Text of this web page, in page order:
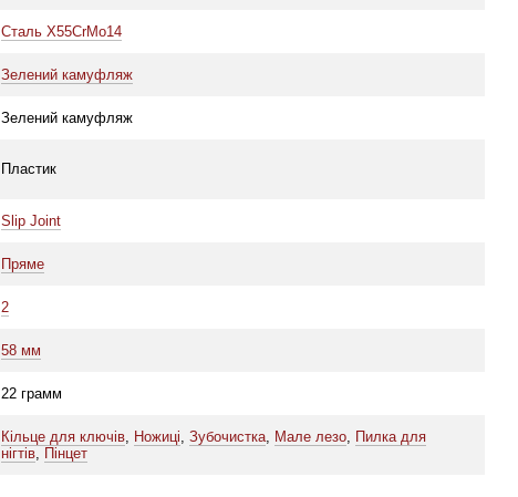
Сталь X55CrMo14
Зелений камуфляж
Зелений камуфляж
Пластик
Slip Joint
Пряме
2
58 мм
22 грамм
Кільце для ключів, Ножиці, Зубочистка, Мале лезо, Пилка для
нігтів, Пінцет